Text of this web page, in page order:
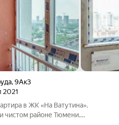
,9Ак3
2021
в ЖК «На Ватутина».
чистом районе Тюмени.